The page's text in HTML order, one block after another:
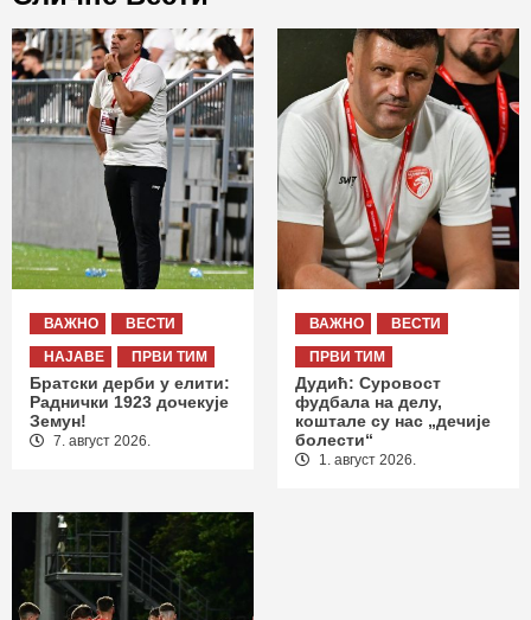
ВАЖНО
ВЕСТИ
НАЈАВЕ
ПРВИ ТИМ
Братски дерби у елити:
Раднички 1923 дочекује
Земун!
7. август 2026.
ВАЖНО
ВЕСТИ
ПРВИ ТИМ
Дудић: Суровост
фудбала на делу,
коштале су нас „дечије
болести“
1. август 2026.